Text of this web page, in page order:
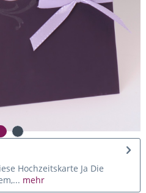
Hochzeitskarte Ja Die
mehr